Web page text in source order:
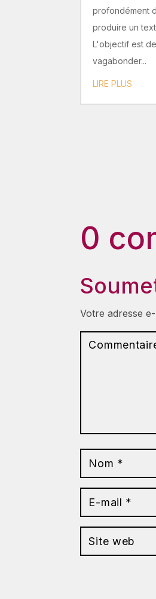
profondément
produire un
L'objectif est
vagabonder...
LIRE PLUS
0
Votre adresse